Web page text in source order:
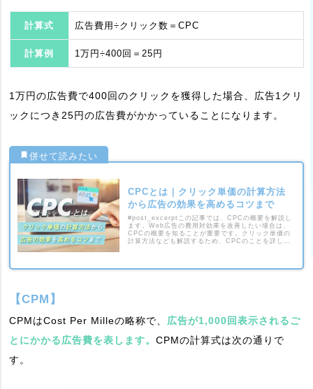
計算式 広告費用÷クリック数＝CPC
計算例 1万円÷400回＝25円
1万円の広告費で400回のクリックを獲得した場合、広告1クリ
ックにつき25円の広告費がかかっていることになります。
CPCとは｜クリック単価の計算方法
から広告の効果を高めるコツまで
#post_excerptこの記事では、CPCの概要を解説し
ます。Web広告の費用対効果を改善したい場合は、
CPCの概要を知ることが重要です。クリック単価の
計算方法なども解説するため、CPCのことを詳しく
【CPM】
CPMはCost Per Milleの略称で、 広告が1,000回表示されるご
とにかかる広告費を表します。CPMの計算式は次の通りで
す。